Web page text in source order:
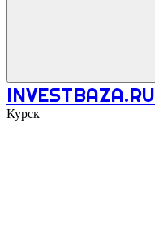
INVESTBAZA.RU
Курск